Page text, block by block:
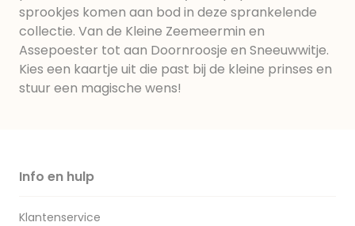
sprookjes komen aan bod in deze sprankelende
collectie. Van de Kleine Zeemeermin en
Assepoester tot aan Doornroosje en Sneeuwwitje.
Kies een kaartje uit die past bij de kleine prinses en
stuur een magische wens!
Info en hulp
Klantenservice